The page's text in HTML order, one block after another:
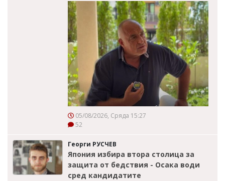
05/08/2026, Сряда 15:27
52
Георги РУСЧЕВ
Япония избира втора столица за
защита от бедствия - Осака води
сред кандидатите